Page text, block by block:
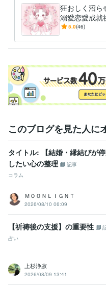
占い タロット　オラクルカー
占い 縁結び
ヒーリング 恋愛 復縁
エネルギーワーク
学歴
語学力
英語 日常会話レベル
狂おしく沼
溺愛恋愛成就
信不通、ブ
ます♡
5.0(46)
このブログを見た人に
タイトル: 【結婚・縁結びが
したい心の整理
記事
コラム
ＭＯＯＮＬＩＧＮＴ
2026/08/10 06:09
【祈祷後の支援】の重要性
占い
上杉浄寂
2026/08/09 13:41